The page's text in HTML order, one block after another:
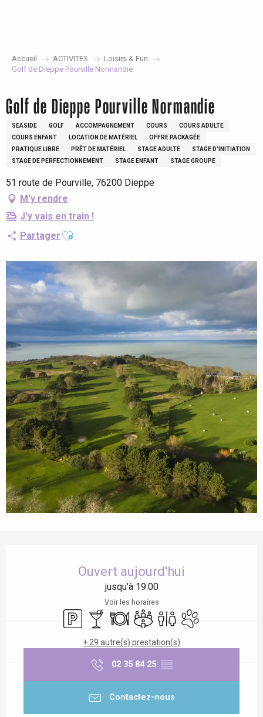
Accueil ACTIVITES
Loisirs & Fun
Golf de Dieppe Pourville Normandie
Golf de Dieppe Pourville Normandie
SEASIDE GOLF ACCOMPAGNEMENT COURS
COURS ADULTE
COURS ENFANT
LOCATION DE MATÉRIEL
OFFRE PACKAGÉE
PRATIQUE LIBRE
PRÊT DE MATÉRIEL STAGE ADULTE
STAGE D’INITIATION
STAGE DE PERFECTIONNEMENT
STAGE ENFANT STAGE GROUPE
51 route de Pourville, 76200 Dieppe
M'y rendre
J'y vais en train !
Partager Ajouter aux favoris
Ouvert aujourd'hui
jusqu'à 19:00
Voir les horaires
ParkingBar / Buvette
RestaurantSalle de réunion
ToilettesAnimaux acceptés
+ 29 autre(s) prestation(s)
02 35 84 25 ▒▒
Contactez-nous